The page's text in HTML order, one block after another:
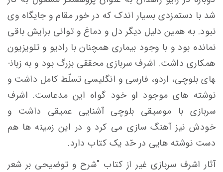
شد با دستمزدی بسیار اندک که در خور مقام و جایگاه وی
نبود. به همین دلیل دیگر دل و دماغ و توانی برایش باقی
نمانده بود و با وجود بیماری همچنان با رادیو و تلویزیون
همکاری داشت. اشرف سربازی محققی بزرگ بود و به زبان­
های بلوچی، اردو، فارسی و انگلیسی تسلّط کامل داشت و
نوشته های موجود او خود گواه این مدعاست. اشرف
سربازی با موسیقی بلوچی آشنایی عمیقی داشت و
خودش نیز آهنگ سازی می کرد و در این زمینه ها هم
دست نوشته هایی در حّد یک کتاب دارد.
آثار اشرف سربازی غیر از کتاب "شرح و توضیحی بر شعر